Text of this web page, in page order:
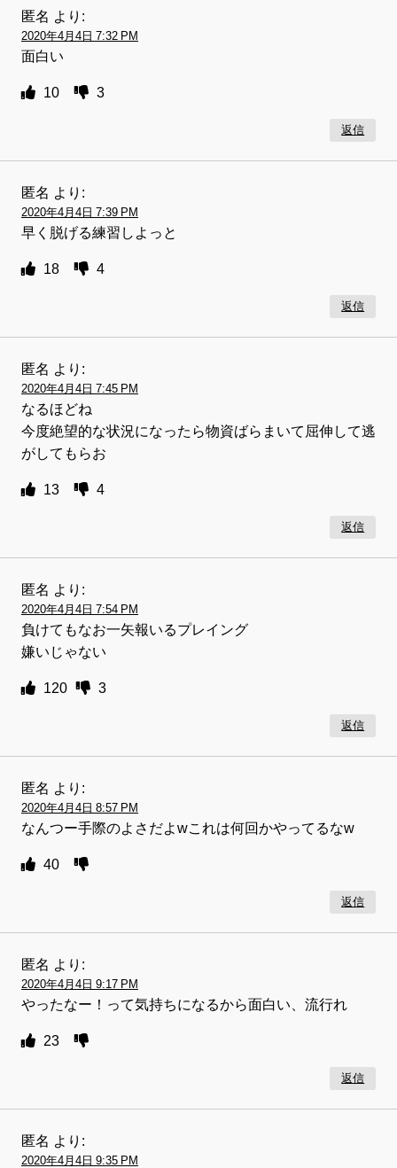
匿名 より:
2020年4月4日 7:32 PM
面白い
10 3
返信
匿名 より:
2020年4月4日 7:39 PM
早く脱げる練習しよっと
18 4
返信
匿名 より:
2020年4月4日 7:45 PM
なるほどね
今度絶望的な状況になったら物資ばらまいて屈伸して逃
がしてもらお
13 4
返信
匿名 より:
2020年4月4日 7:54 PM
負けてもなお一矢報いるプレイング
嫌いじゃない
120 3
返信
匿名 より:
2020年4月4日 8:57 PM
なんつー手際のよさだよwこれは何回かやってるなw
40
返信
匿名 より:
2020年4月4日 9:17 PM
やったなー！って気持ちになるから面白い、流行れ
23
返信
匿名 より:
2020年4月4日 9:35 PM